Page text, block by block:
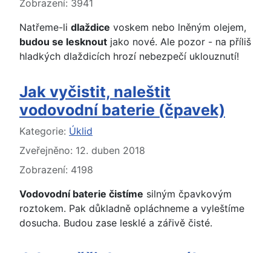
Zobrazení: 3941
Natřeme-li dlaždice voskem nebo lněným olejem,
budou se lesknout jako nové. Ale pozor - na příliš
hladkých dlaždicích hrozí nebezpečí uklouznutí!
Jak vyčistit, naleštit
vodovodní baterie (čpavek)
Základní údaje
Kategorie: Úklid
Zveřejněno: 12. duben 2018
Zobrazení: 4198
Vodovodní baterie čistíme silným čpavkovým
roztokem. Pak důkladně opláchneme a vyleštíme
dosucha. Budou zase lesklé a zářivě čisté.